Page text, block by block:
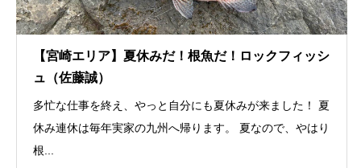
【宮崎エリア】夏休みだ！根魚だ！ロックフィッシ
ュ（佐藤誠）
多忙な仕事を終え、やっと自分にも夏休みが来ました！ 夏
休み連休は毎年実家の九州へ帰ります。 夏なので、やはり
根...